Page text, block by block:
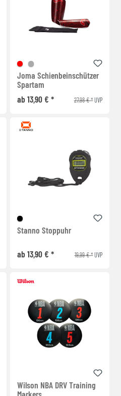
Joma Schienbeinschützer
Spartam
ab 13,90 € *
27,98 € *UVP
Stanno Stoppuhr
ab 13,90 € * 19,99 € *UVP
Wilson NBA DRV Training